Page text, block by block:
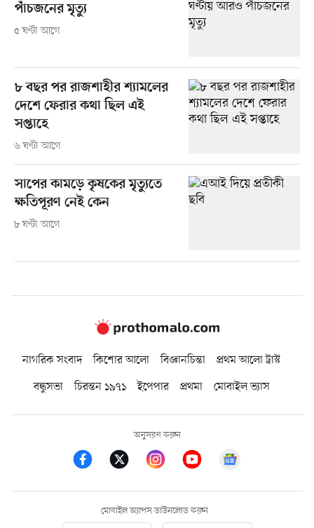
পাঁচজনের মৃত্যু
৫ ঘণ্টা আগে
৮ বছর পর রাজশাহীর শ্যামলের
দেশে ফেরার কথা ছিল এই
সপ্তাহে
৬ ঘণ্টা আগে
সাপের কামড়ে কৃষকের মৃত্যুতে
ক্ষতিপূরণ নেই কেন
৮ ঘণ্টা আগে
নাগরিক সংবাদ কিশোর আলো বিজ্ঞানচিন্তা
প্রথম আলো ট্রাস্ট
বন্ধুসভা
চিরন্তন ১৯৭১ ইপেপার প্রথমা মোবাইল ভ্যাস
অনুসরণ করুন
মোবাইল অ্যাপস ডাউনলোড করুন